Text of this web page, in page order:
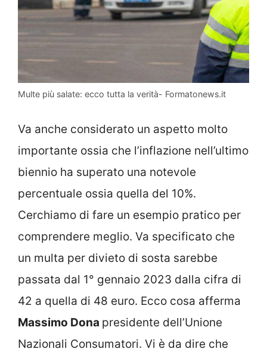
Multe più salate: ecco tutta la verità- Formatonews.it
Va anche considerato un aspetto molto
importante ossia che l’inflazione nell’ultimo
biennio ha superato una notevole
percentuale ossia quella del 10%.
Cerchiamo di fare un esempio pratico per
comprendere meglio. Va specificato che
un multa per divieto di sosta sarebbe
passata dal 1° gennaio 2023 dalla cifra di
42 a quella di 48 euro. Ecco cosa afferma
Massimo Dona presidente dell’Unione
Nazionali Consumatori. Vi è da dire che